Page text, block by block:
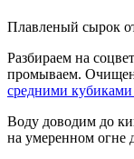
Плавленый сырок
Разбираем на
промываем.
средними кубиками
Воду доводим до
на умеренном огне